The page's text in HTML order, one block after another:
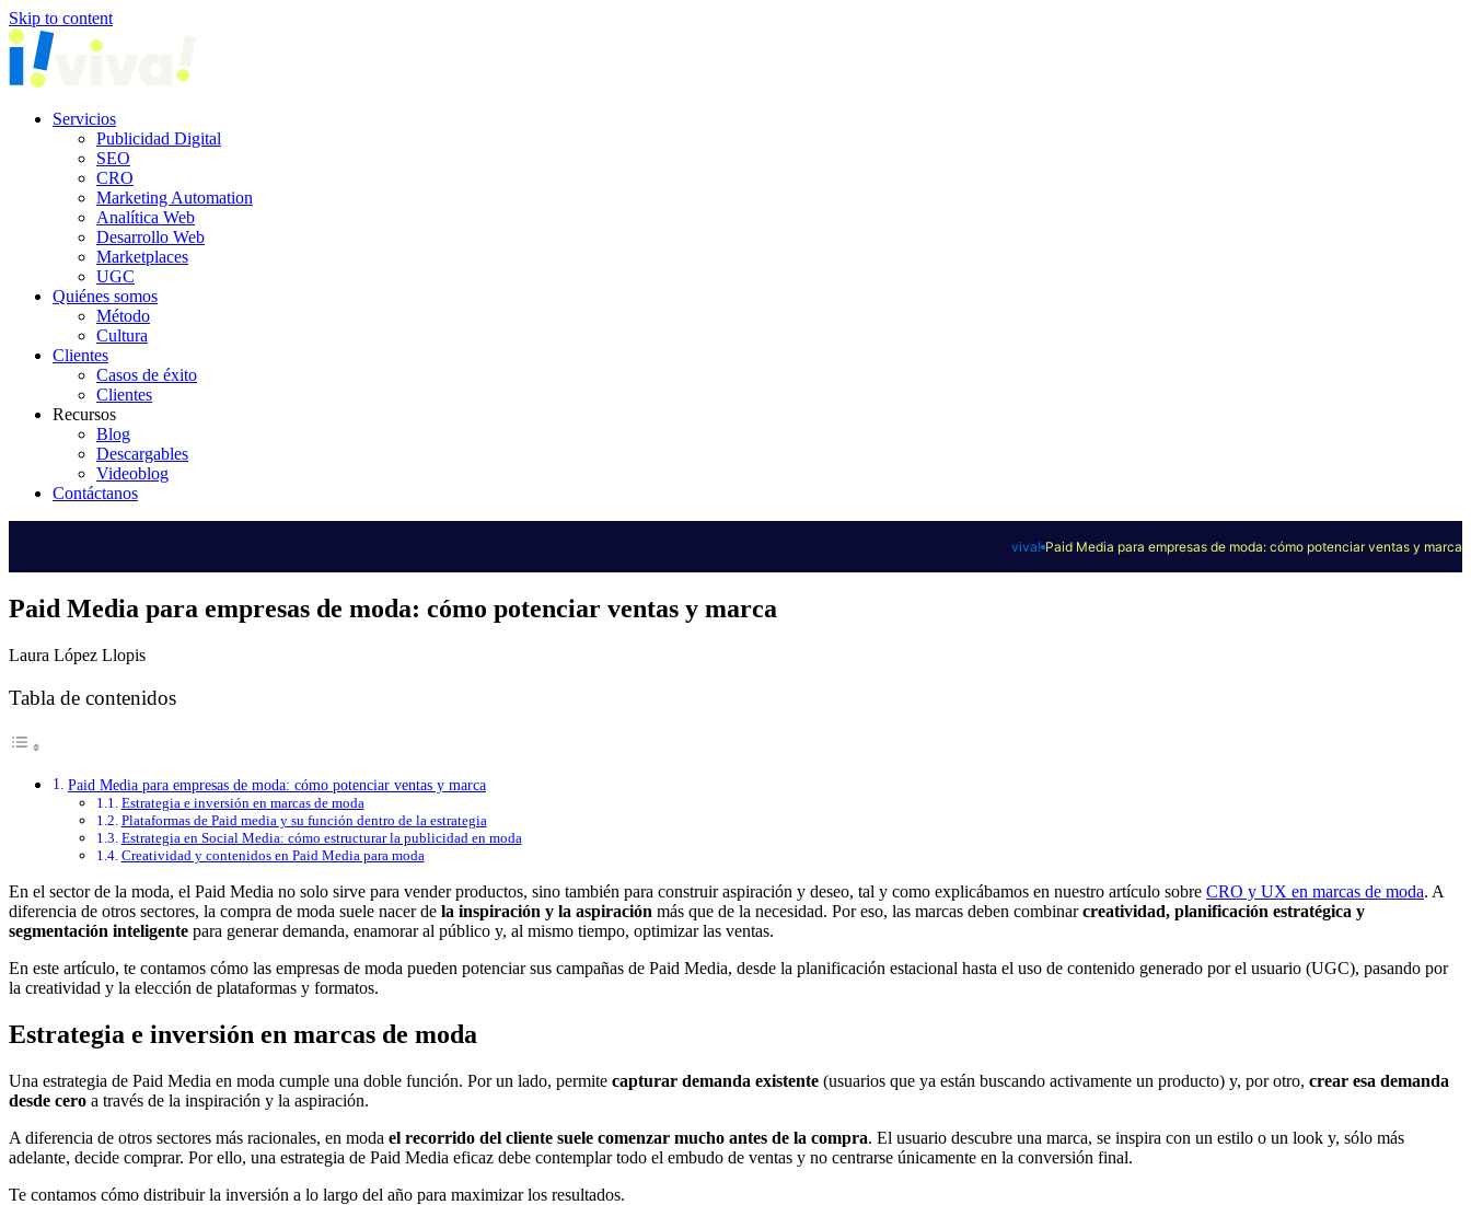
Skip to content
Servicios
Publicidad Digital
SEO
CRO
Marketing Automation
Analítica Web
Desarrollo Web
Marketplaces
UGC
Quiénes somos
Método
Cultura
Clientes
Casos de éxito
Clientes
Recursos
Blog
Descargables
Videoblog
Contáctanos
viva! Paid Media para empresas de moda: cómo potenciar ventas y marca
Paid Media para empresas de moda: cómo potenciar ventas y marca
Laura López Llopis
Tabla de contenidos
Paid Media para empresas de moda: cómo potenciar ventas y marca
Estrategia e inversión en marcas de moda
Plataformas de Paid media y su función dentro de la estrategia
Estrategia en Social Media: cómo estructurar la publicidad en moda
Creatividad y contenidos en Paid Media para moda
En el sector de la moda, el Paid Media no solo sirve para vender productos, sino también para construir aspiración y deseo, tal y como explicábamos en nuestro artículo sobre CRO y UX en marcas de moda. A
diferencia de otros sectores, la compra de moda suele nacer de la inspiración y la aspiración más que de la necesidad. Por eso, las marcas deben combinarcreatividad, planificación estratégica y
segmentación inteligente para generar demanda, enamorar al público y, al mismo tiempo, optimizar las ventas.
En este artículo, te contamos cómo las empresas de moda pueden potenciar sus campañas de Paid Media, desde la planificación estacional hasta el uso de contenido generado por el usuario (UGC), pasando por
la creatividad y la elección de plataformas y formatos.
Estrategia e inversión en marcas de moda
Una estrategia de Paid Media en moda cumple una doble función. Por un lado, permite capturar demanda existente (usuarios que ya están buscando activamente un producto) y, por otro, crear esa demanda
desde cero a través de la inspiración y la aspiración.
A diferencia de otros sectores más racionales, en moda el recorrido del cliente suele comenzar mucho antes de la compra. El usuario descubre una marca, se inspira con un estilo o un look y, sólo más
adelante, decide comprar. Por ello, una estrategia de Paid Media eficaz debe contemplar todo el embudo de ventas y no centrarse únicamente en la conversión final.
Te contamos cómo distribuir la inversión a lo largo del año para maximizar los resultados.